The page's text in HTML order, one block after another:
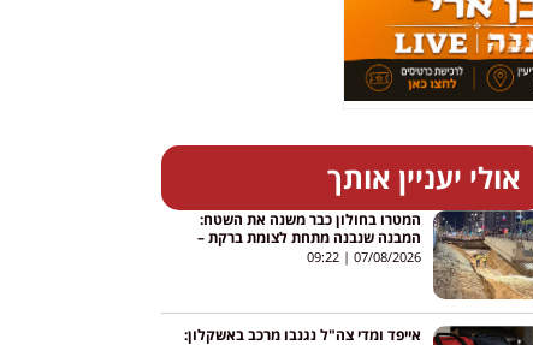
אולי יעניין אותך
המטרו בחולון כבר משנה את השטח:
המבנה שנבנה מתחת לצומת ברקת –
גולדה מאיר
07/08/2026
09:22
אייפד ומדי צה"ל נגנבו מרכב באשקלון: